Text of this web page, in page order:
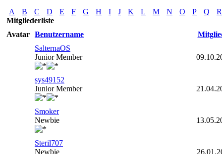
A B C D E F G H I J K L M N O P Q
R
Mitgliederliste
Avatar Benutzername
SalternaOS
Junior Member
sys49152
Junior Member
Smoker
Newbie
Steril707
Newbie